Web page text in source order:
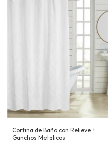
Cortina de Baño con Relieve +
Ganchos Metalicos